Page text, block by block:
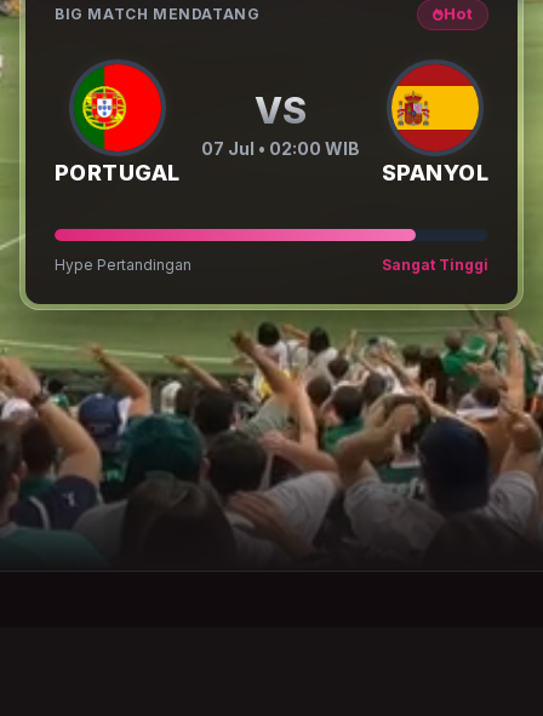
BIG MATCH MENDATANG Hot
PORTUGAL
VS
07 Jul • 02:00 WIB
SPANYOL
Hype Pertandingan Sangat Tinggi